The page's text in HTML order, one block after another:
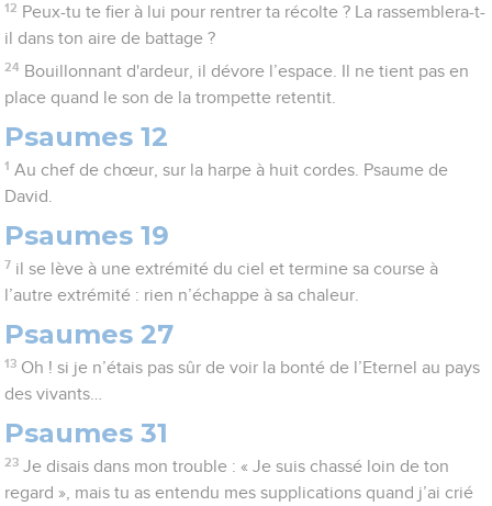
12 Peux-tu te fier à lui pour rentrer ta récolte ? La rassemblera-t-
il dans ton aire de battage ?
24 Bouillonnant d'ardeur, il dévore l’espace. Il ne tient pas en
place quand le son de la trompette retentit.
Psaumes 12
1 Au chef de chœur, sur la harpe à huit cordes. Psaume de
David.
Psaumes 19
7 il se lève à une extrémité du ciel et termine sa course à
l’autre extrémité : rien n’échappe à sa chaleur.
Psaumes 27
13 Oh ! si je n’étais pas sûr de voir la bonté de l’Eternel au pays
des vivants…
Psaumes 31
23 Je disais dans mon trouble : « Je suis chassé loin de ton
regard », mais tu as entendu mes supplications quand j’ai crié